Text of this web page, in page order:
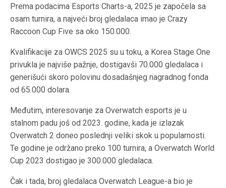
Prema podacima Esports Charts-a, 2025 je započela sa
osam turnira, a najveći broj gledalaca imao je Crazy
Raccoon Cup Five sa oko 150.000.
Kvalifikacije za OWCS 2025 su u toku, a Korea Stage One
privukla je najviše pažnje, dostigavši 70.000 gledalaca i
generišući skoro polovinu dosadašnjeg nagradnog fonda
od 65.000 dolara.
Međutim, interesovanje za Overwatch esports je u
stalnom padu još od 2023. godine, kada je izlazak
Overwatch 2 doneo poslednji veliki skok u popularnosti.
Te godine je održano preko 100 turnira, a Overwatch World
Cup 2023 dostigao je 300.000 gledalaca.
Čak i tada, broj gledalaca Overwatch League-a bio je